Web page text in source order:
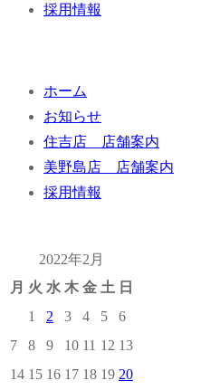
採用情報
ホーム
お知らせ
住吉店 店舗案内
美野島店 店舗案内
採用情報
2022年2月
月 火 水 木 金 土 日
1
2 3 4 5
6
7
8 9 10 11 12 13
14 15 16 17 18 19 20